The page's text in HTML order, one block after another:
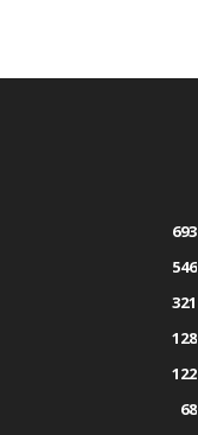
693
546
321
128
122
68